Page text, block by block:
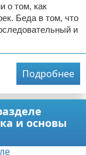
о том, как
Беда в том, что
и
Подробнее
и основы